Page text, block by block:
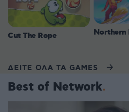
Cut The Rope Northern
ΔΕΙΤΕ ΟΛΑ ΤΑ GAMES
Best of Network